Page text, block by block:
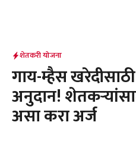
शेतकरी योजना
गाय-म्हैस
अनुदान!
असा करा अर्ज